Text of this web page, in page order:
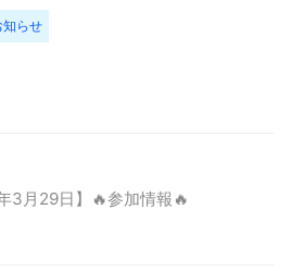
知らせ
3月29日】🔥参加情報🔥